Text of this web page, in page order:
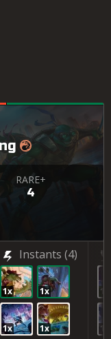
RARE+
4
Instants (4)
1x 1x
1x 1x
1x
1x